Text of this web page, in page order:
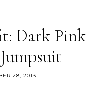
Dark Pink
28, 2013